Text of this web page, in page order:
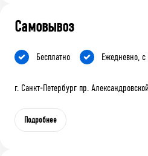
Самовывоз
Бесплатно Ежедневно,
г. Санкт-Петербург пр.
Подробнее